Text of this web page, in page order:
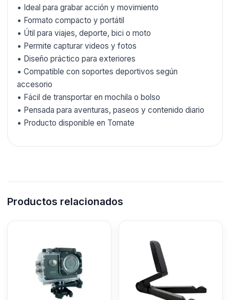
• Ideal para grabar acción y movimiento
• Formato compacto y portátil
• Útil para viajes, deporte, bici o moto
• Permite capturar videos y fotos
• Diseño práctico para exteriores
• Compatible con soportes deportivos según
accesorio
• Fácil de transportar en mochila o bolso
• Pensada para aventuras, paseos y contenido diario
• Producto disponible en Tomate
Productos relacionados